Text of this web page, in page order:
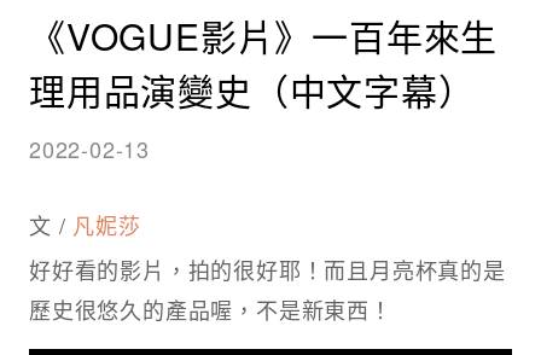
《VOGUE影片》一百年來生
理用品演變史（中文字幕）
2022-02-13
文 / 凡妮莎
好好看的影片，拍的很好耶！而且月亮杯真的是
歷史很悠久的產品喔，不是新東西！